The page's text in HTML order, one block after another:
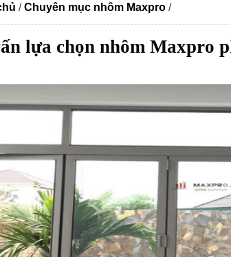
/Chuyên mục nhôm Maxpro /
lựa chọn nhôm Maxpro